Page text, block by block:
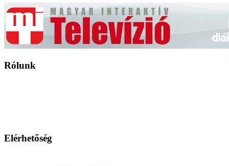
Rólunk
Elérhetőség